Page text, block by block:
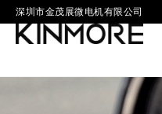
深圳市金茂展微电机有限公司